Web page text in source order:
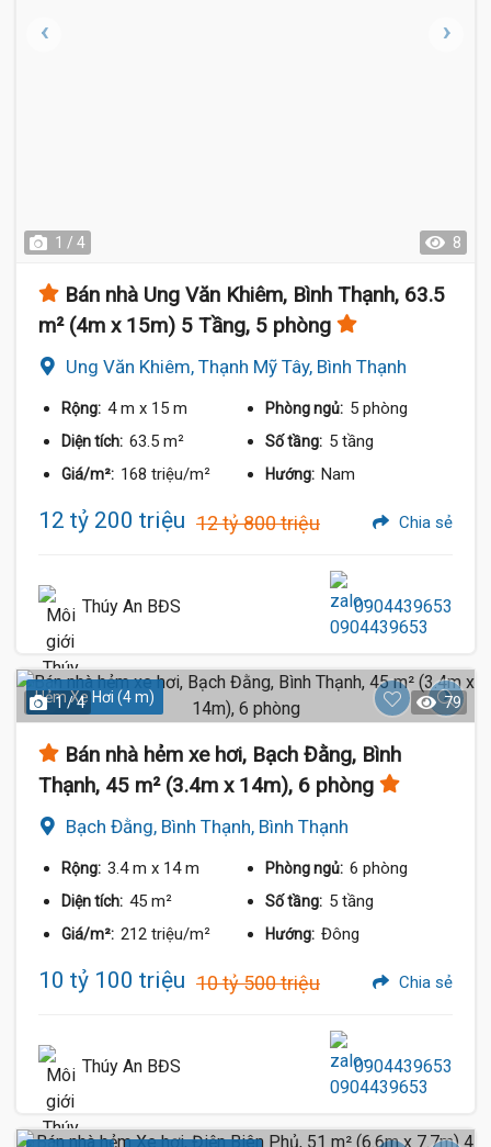
1 / 4 8
Bán nhà Ung Văn Khiêm, Bình Thạnh, 63.5
m² (4m x 15m) 5 Tầng, 5 phòng
Ung Văn Khiêm, Thạnh Mỹ Tây, Bình Thạnh
Rộng: 4 m x 15 m Phòng ngủ: 5 phòng
Diện tích: 63.5 m² Số tầng: 5 tầng
Giá/m²: 168 triệu/m² Hướng: Nam
12 tỷ 200 triệu 12 tỷ 800 triệu Chia sẻ
Thúy An BĐS 0904439653
Hẻm Xe Hơi (4 m)
1 / 4 79
Bán nhà hẻm xe hơi, Bạch Đằng, Bình
Thạnh, 45 m² (3.4m x 14m), 6 phòng
Bạch Đằng, Bình Thạnh, Bình Thạnh
Rộng: 3.4 m x 14 m Phòng ngủ: 6 phòng
Diện tích: 45 m² Số tầng: 5 tầng
Giá/m²: 212 triệu/m² Hướng: Đông
10 tỷ 100 triệu 10 tỷ 500 triệu Chia sẻ
Thúy An BĐS 0904439653